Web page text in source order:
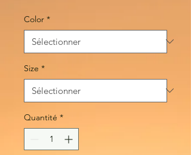
Color *
Size *
Quantité *